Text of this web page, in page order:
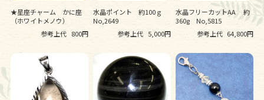
★星座チャーム かに座
（ホワイトメノウ）
参考上代 800円
水晶ポイント 約100ｇ
No,2649
参考上代 5,000円
水晶フリーカットAA 約
360g No,5815
参考上代 64,800円